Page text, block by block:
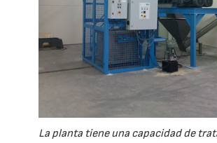
La planta tiene una capacidad de